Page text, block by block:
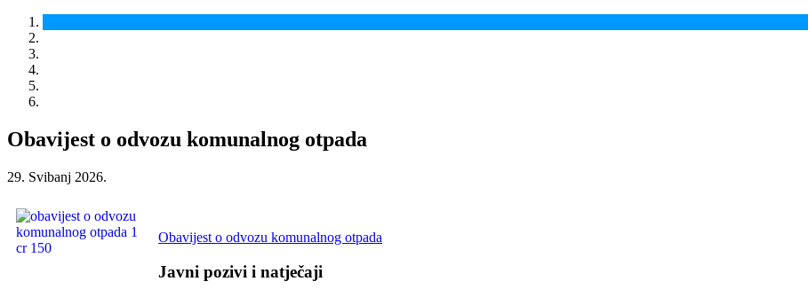
Obavijest o odvozu komunalnog otpada
29. Svibanj 2026.
Obavijest o odvozu komunalnog otpada
Javni pozivi i natječaji